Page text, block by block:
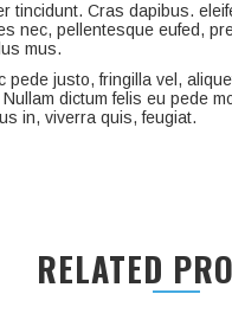
tincidunt. Cras dapibus.
nec, pellentesque eufed,
mus.
pede justo, fringilla vel,
dictum felis eu pede
in, viverra quis, feugiat.
RELATED